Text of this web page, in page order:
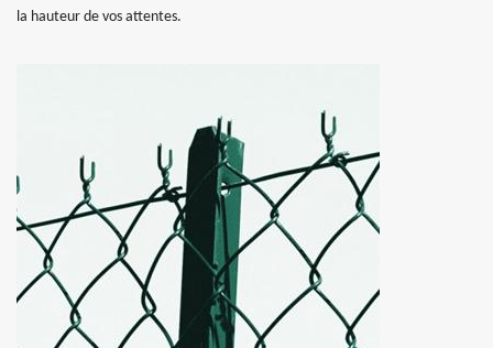
la hauteur de vos attentes.